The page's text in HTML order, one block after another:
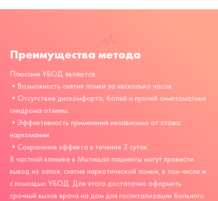
Преимущества метода
Плюсами УБОД являются:
•Возможность снятия ломки за несколько часов.
•Отсутствие дискомфорта, болей и прочей симптоматики
синдрома отмены.
•Эффективность применения независимо от стажа
наркомании.
•Сохранение эффекта в течение 3 суток.
В частной клинике в Мытищах пациенты могут провести
вывод из запоя, снятие наркотической ломки, в том числе и
с помощью УБОД. Для этого достаточно оформить
срочный вызов врача на дом для госпитализации больного